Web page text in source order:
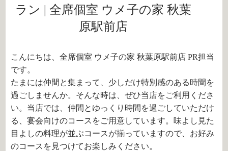
ラン | 全席個室 ウメ子の家 秋葉
原駅前店
こんにちは、全席個室 ウメ子の家 秋葉原駅前店 PR担当
です。
たまには仲間と集まって、少しだけ特別感のある時間を
過ごしませんか。そんな時は、ぜひ当店をご利用くださ
い。当店では、仲間とゆっくり時間を過ごしていただけ
る、宴会向けのコースをご用意しています。味よし見た
目よしの料理が並ぶコースが揃っていますので、お好み
のコースを見つけてお楽しみください。